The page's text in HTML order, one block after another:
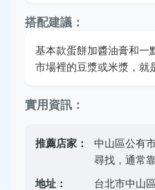
搭配建議：
基本款蛋餅加醬油膏和一
市場裡的豆漿或米漿，就
實用資訊：
推薦店家：
中山區公有
尋找，通常
地址：
台北市中山